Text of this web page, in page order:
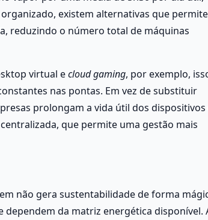
existem alternativas que
reduzindo o número total de máquinas
virtual e cloud gaming, por exemplo,
nas pontas. Em vez de substituir
prolongam a vida útil dos dispositivos
que permite uma gestão mais
não gera sustentabilidade de forma
dependem da matriz energética disponível.